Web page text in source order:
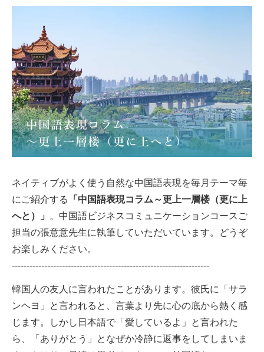
ネイティブがよく使う自然な中国語表現を毎月テーマ毎
にご紹介する
「中国語表現コラム～更上一層楼（更に上
へと）」
。中国語ビジネスコミュニケーションコースご
担当の張意意先生に執筆していただいています。どうぞ
お楽しみください。
-------------------------------------------------------------------
韓国人の友人に言われたことがあります。彼氏に「サラ
ンヘヨ」と言われると、言葉より先に心の底から熱く感
じます。しかし日本語で「愛しているよ」と言われた
ら、「ありがとう」となぜか冷静に返事をしてしまいま